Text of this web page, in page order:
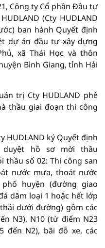
Công ty Cổ phần Đầu tư
(Cty HUDLAND
ban hành Quyết định
dự án đầu tư xây dựng
xã Thái Học và thôn
Bình Giang, tỉnh Hải
trị Cty HUDLAND phê
thầu giai đoạn thi công
HUDLAND ký Quyết định
duyệt hồ sơ mời thầu
thầu số 02: Thi công san
nước mưa, thoát nước
huyện (đường giao
dăm loại 1 hoặc hết lớp
dưới đường) gồm các
N3), N10 (từ điểm N23
đến N2), bãi đỗ xe, các